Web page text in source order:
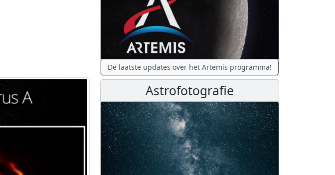
De laatste updates over het Artemis programma!
Astrofotografie